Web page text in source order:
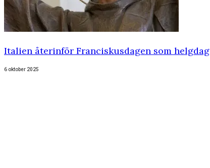
Italien återinför Franciskusdagen som helgdag
6 oktober 2025